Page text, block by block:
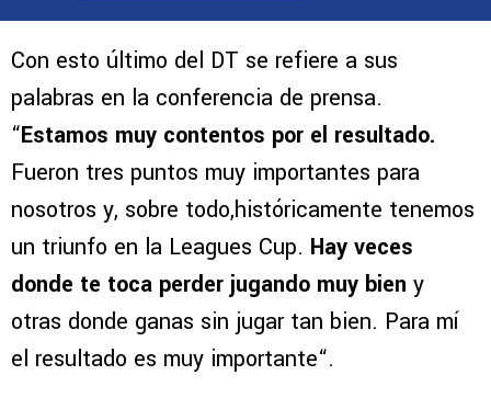
Con esto último del DT se refiere a sus
palabras en la conferencia de prensa.
“Estamos muy contentos por el resultado.
Fueron tres puntos muy importantes para
nosotros y, sobre todo,históricamente tenemos
un triunfo en la Leagues Cup. Hay veces
donde te toca perder jugando muy bien y
otras donde ganas sin jugar tan bien. Para mí
el resultado es muy importante“.